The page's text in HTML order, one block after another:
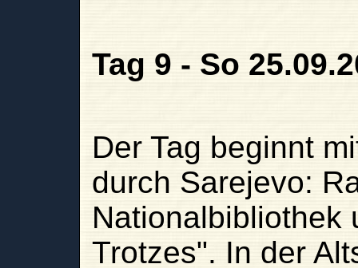
Tag 9 - So
Der Tag beginnt
durch Sarejevo:
Nationalbibliothek
Trotzes". In der